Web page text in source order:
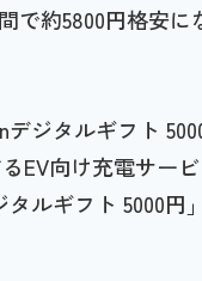
で約5800円格安に
ジタルギフト
EV向け充電サー
ルギフト 5000円